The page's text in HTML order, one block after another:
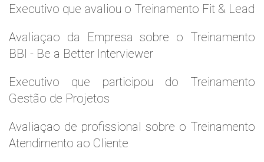
Executivo que avaliou o Treinamento Fit & Lead
Avaliaçao da Empresa sobre o Treinamento
BBI - Be a Better Interviewer
Executivo que participou do Treinamento
Gestão de Projetos
Avaliaçao de profissional sobre o Treinamento
Atendimento ao Cliente